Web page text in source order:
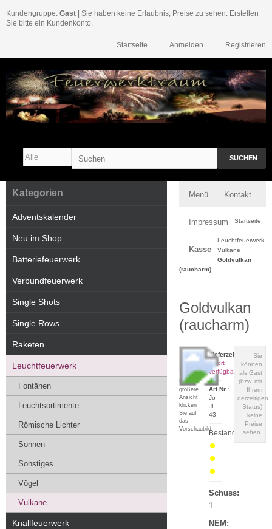
Kundengruppe: Gast | Sie haben keine Erlaubnis, Preise zu sehen. Erstellen
Sie bitte ein Kundenkonto.
Registrieren
Anmelden
Startseite
SUCHEN
Menü Kontakt
Impressum
Kasse
Startseite
Leuchtfeuerwerk
Vulkane
Goldvulkan
(raucharm)
Goldvulkan
(raucharm)
Für eine
größere
Ansicht
klicken
Sie auf
das
Vorschaubild
Sie
können
als Gast
(bzw. mit
Ihrem
derzeitigen
Status)
keine
Preise
sehen.
Lieferzeit:
sofort
verfügbar
Art.Nr.:
Jo-
JF
43
Bestand:
Schuss:
1
NEM:
Kategorien
Adventskalender
Neu im Shop
Batteriefeuerwerk
Verbundfeuerwerk
Single Shots
Single Rows
Raketen
Leuchtfeuerwerk
Fontänen
Leuchtsortimente
Römische Lichter
Sonnen
Sonstiges
Vögel
Vulkane
Knallfeuerwerk